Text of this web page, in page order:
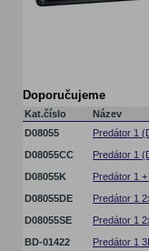
Doporučujeme
Kat.číslo Název
D08055
Predátor 1
D08055CC
Predátor 1
D08055K
Predátor 1
D08055DE
Predátor 1
D08055SE
Predátor 1
BD-01422
Predátor 1